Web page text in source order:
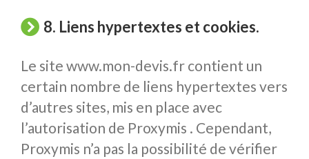
8. Liens hypertextes et cookies.
Le site www.mon-devis.fr contient un
certain nombre de liens hypertextes vers
d’autres sites, mis en place avec
l’autorisation de Proxymis . Cependant,
Proxymis n’a pas la possibilité de vérifier